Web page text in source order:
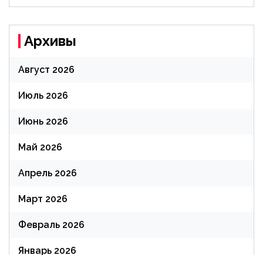
Архивы
Август 2026
Июль 2026
Июнь 2026
Май 2026
Апрель 2026
Март 2026
Февраль 2026
Январь 2026